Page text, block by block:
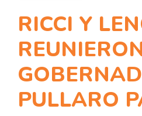
RICCI Y
PULLARO